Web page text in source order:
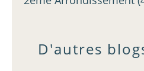
D'autres